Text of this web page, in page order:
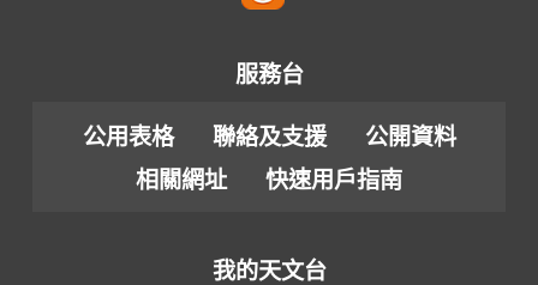
服務台
公用表格 聯絡及支援
公開資料
相關網址
快速用戶指南
我的天文台